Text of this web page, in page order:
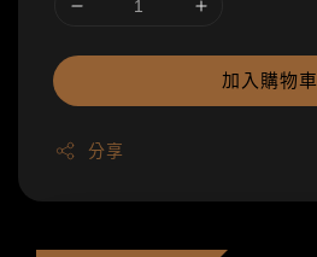
加入購物車
分享